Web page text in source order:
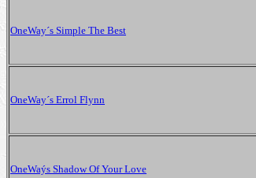
OneWay´s Simple The Best
OneWay´s Errol Flynn
OneWaýs Shadow Of Your Love